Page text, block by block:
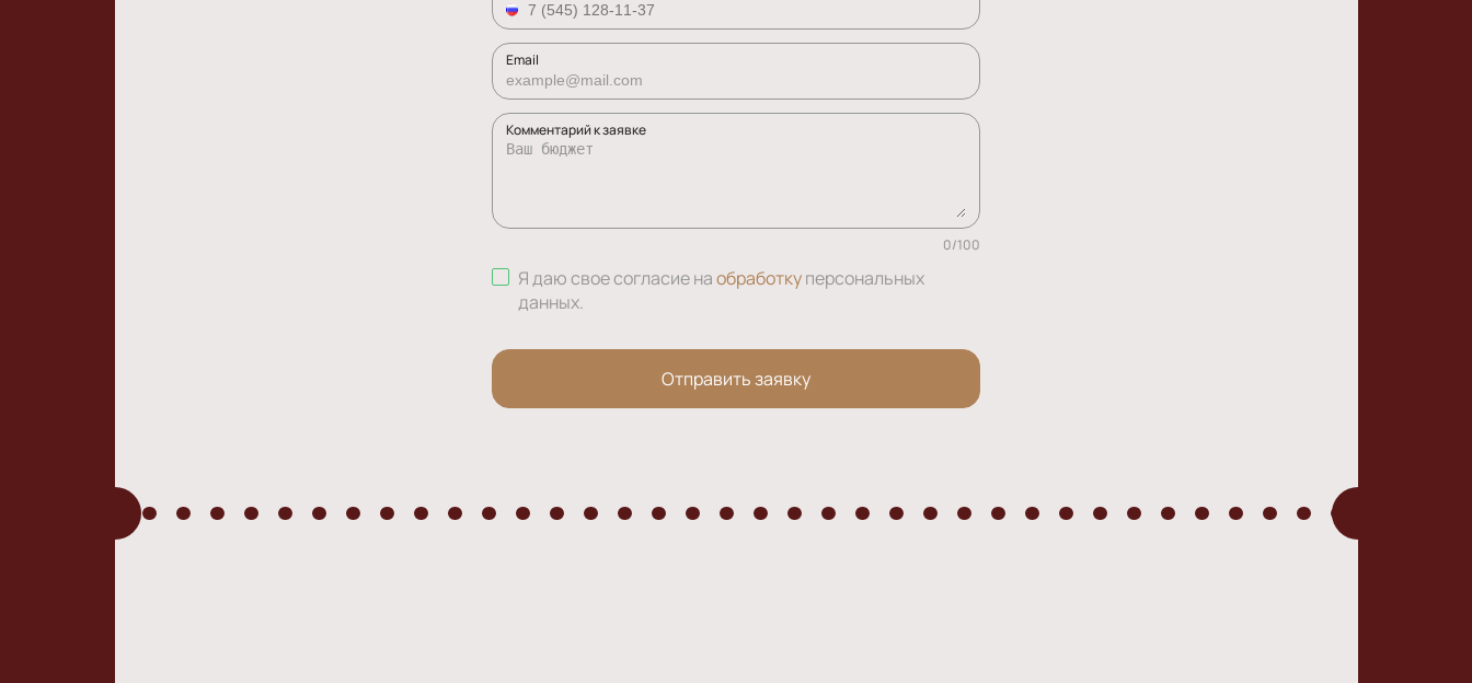
Email
Комментарий к заявке
0/100
Я даю свое согласие наобработкуперсональных
данных.
Отправить заявку